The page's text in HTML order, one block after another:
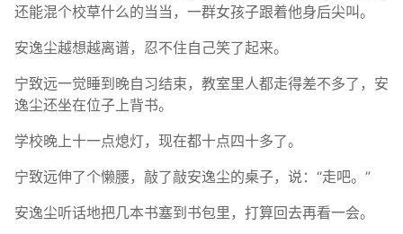
还能混个校草什么的当当，一群女孩子跟着他身后尖叫。
安逸尘越想越离谱，忍不住自己笑了起来。
宁致远一觉睡到晚自习结束，教室里人都走得差不多了，安
逸尘还坐在位子上背书。
学校晚上十一点熄灯，现在都十点四十多了。
宁致远伸了个懒腰，敲了敲安逸尘的桌子，说：“走吧。”
安逸尘听话地把几本书塞到书包里，打算回去再看一会。